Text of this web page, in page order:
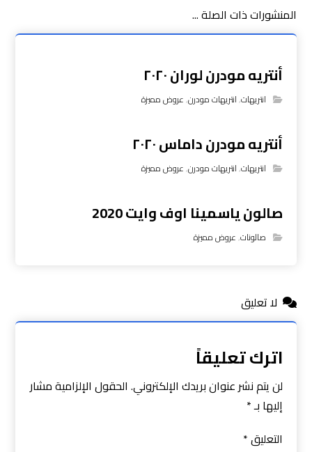
المنشورات ذات الصلة ...
أنتريه مودرن لوران ٢٠٢٠
انتريهات,انتريهات مودرن,عروض مميزة
أنتريه مودرن داماس ٢٠٢٠
انتريهات,انتريهات مودرن,عروض مميزة
صالون ياسمينا اوف وايت 2020
صالونات,عروض مميزة
لا تعليق
اترك تعليقاً
لن يتم نشر عنوان بريدك الإلكتروني. الحقول الإلزامية مشار
إليها بـ*
التعليق*